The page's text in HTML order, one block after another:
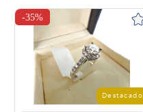
-35%
Destacado